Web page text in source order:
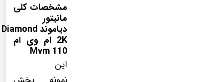
مشخصات کلی
مانیتور
دیاموند Diamond
2K ام وی ام
110 Mvm
این